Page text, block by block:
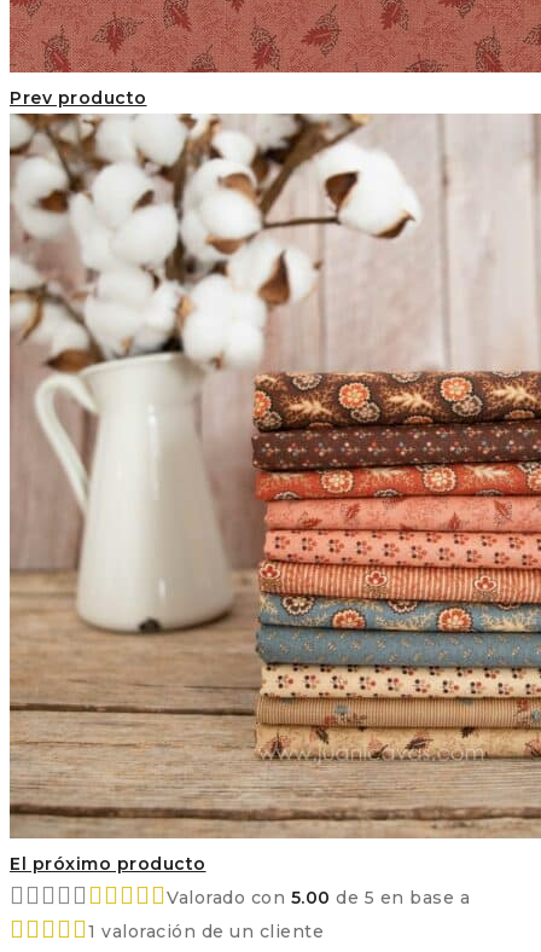
Prev producto
El próximo producto
Valorado con 5.00 de 5 en base a
1 valoración de un cliente